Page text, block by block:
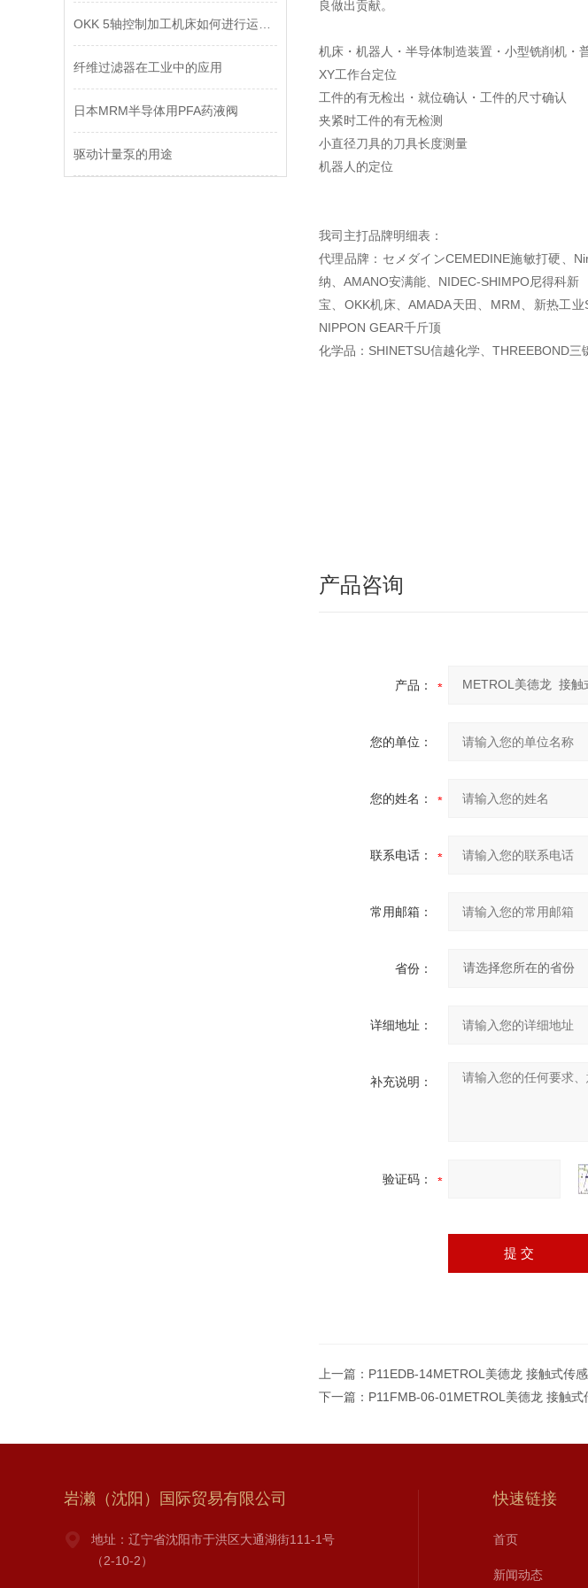
纤维过滤器在工业中的应用
日本MRM半导体用PFA药液阀
驱动计量泵的用途
良做出贡献。
机床・机器人・半导体制造装置・小型铣削机・
XY工作台定位
工件的有无检出・就位确认・工件的尺寸确认
夹紧时工件的有无检测
小直径刀具的刀具长度测量
机器人的定位
我司主打品牌明细表：
代理品牌：セメダインCEMEDINE施敏打硬、
纳、AMANO安满能、NIDEC-SHIMPO尼得科新
宝、OKK机床、AMADA天田、MRM、新热工
NIPPON GEAR千斤顶
化学品：SHINETSU信越化学、THREEBOND
产品咨询
产品：
您的单位：
您的姓名：
联系电话：
常用邮箱：
省份：
详细地址：
补充说明：
验证码：
上一篇： P11EDB-14METROL美德龙 接触式传
下一篇： P11FMB-06-01METROL美德龙 接触式
岩濑（沈阳）国际贸易有限公司
地址：辽宁省沈阳市于洪区大通湖街111-1号
（2-10-2）
快速链接
首页
新闻动态